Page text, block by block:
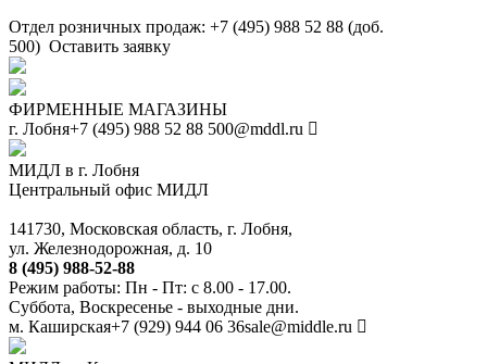
Отдел розничных продаж: +7 (495) 988 52 88 (доб.
500) Оставить заявку
ФИРМЕННЫЕ МАГАЗИНЫ
г. Лобня+7 (495) 988 52 88 500@mddl.ru
МИДЛ в г. Лобня
Центральный офис МИДЛ
141730, Московская область, г. Лобня,
ул. Железнодорожная, д. 10
8 (495) 988-52-88
Режим работы: Пн - Пт: с 8.00 - 17.00.
Суббота, Воскресенье - выходные дни.
м. Каширская+7 (929) 944 06 36sale@middle.ru